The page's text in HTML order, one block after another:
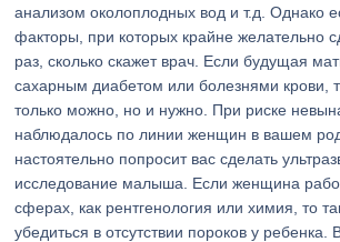
анализом околоплодных вод и т.д. Однако
факторы, при которых крайне желательно
раз, сколько скажет врач. Если будущая
сахарным диабетом или болезнями крови,
только можно, но и нужно. При риске
наблюдалось по линии женщин в вашем
настоятельно попросит вас сделать
исследование малыша. Если женщина
сферах, как рентгенология или химия, то
убедиться в отсутствии пороков у ребенка.